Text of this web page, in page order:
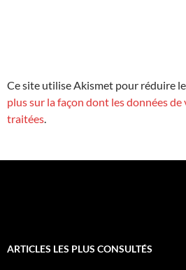
Ce site utilise Akismet pour réduire
plus sur la façon dont les données
traitées.
ARTICLES LES PLUS CONSULTÉS